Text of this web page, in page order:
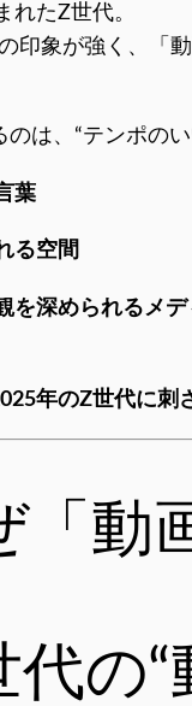
れたZ世代。
の印象が強く、「
は、“テンポの
葉
る空間
を深められるメ
年のZ世代に刺
「動
代の“